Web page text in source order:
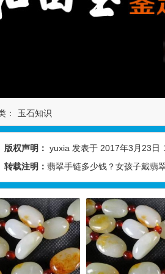
： 玉石知识
版权声明： yuxia 发表于 2017年3月23日
转载注明： 翡翠手链多少钱？女孩子戴翡